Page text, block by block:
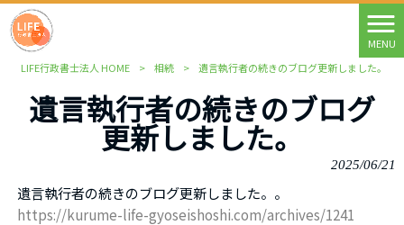
MENU
LIFE行政書士法人 HOME
> 相続 > 遺言執行者の続きのブログ更新しました。
遺言執行者の続きのブログ
更新しました。
2025/06/21
遺言執行者の続きのブログ更新しました。 。
https://kurume-life-gyoseishoshi.com/archives/1241